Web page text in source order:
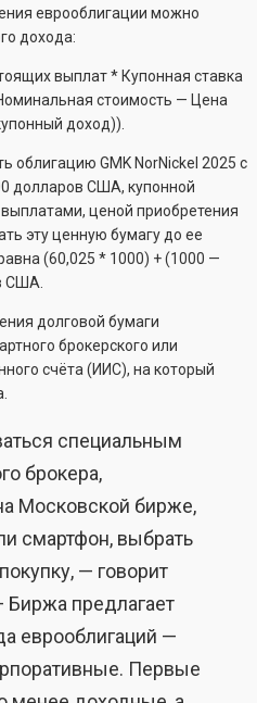
еврооблигации можно
дохода:
выплат * Купонная ставка
стоимость — Цена
доход)).
облигацию GMK NorNickel 2025 с
долларов США, купонной
ценой приобретения
эту ценную бумагу до ее
(60,025 * 1000) + (1000 —
США.
долговой бумаги
брокерского или
счёта (ИИС), на который
специальным
брокера,
Московской бирже,
смартфон, выбрать
— говорит
предлагает
еврооблигаций —
Первые